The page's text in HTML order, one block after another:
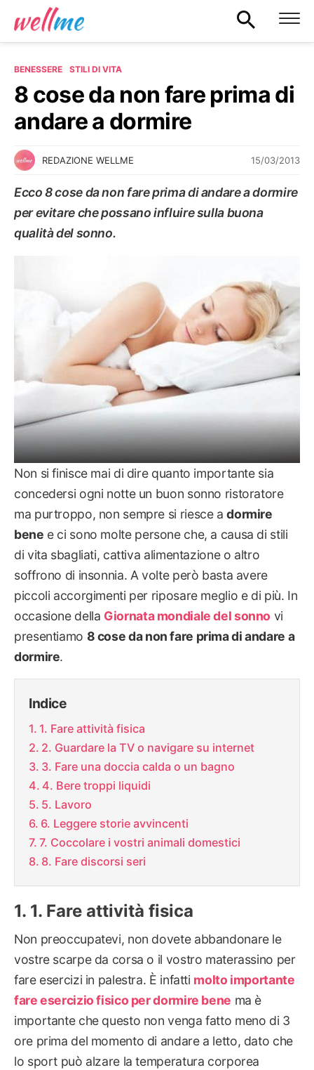
BENESSERE STILI DI VITA
8 cose da non fare prima di
andare a dormire
REDAZIONE WELLME 15/03/2013
Ecco 8 cose da non fare prima di andare a dormire
per evitare che possano influire sulla buona
qualità del sonno.
Non si finisce mai di dire quanto importante sia
concedersi ogni notte un buon sonno ristoratore
ma purtroppo, non sempre si riesce adormire
bene e ci sono molte persone che, a causa di stili
di vita sbagliati, cattiva alimentazione o altro
soffrono di insonnia. A volte però basta avere
piccoli accorgimenti per riposare meglio e di più. In
occasione della Giornata mondiale del sonno vi
presentiamo 8 cose da non fare prima di andare a
dormire.
Indice
1. Fare attività fisica
2. Guardare la TV o navigare su internet
3. Fare una doccia calda o un bagno
4. Bere troppi liquidi
5. Lavoro
6. Leggere storie avvincenti
7. Coccolare i vostri animali domestici
8. Fare discorsi seri
1. Fare attività fisica
Non preoccupatevi, non dovete abbandonare le
vostre scarpe da corsa o il vostro materassino per
fare esercizi in palestra. È infatti molto importante
fare esercizio fisico per dormire bene ma è
importante che questo non venga fatto meno di 3
ore prima del momento di andare a letto, dato che
lo sport può alzare la temperatura corporea